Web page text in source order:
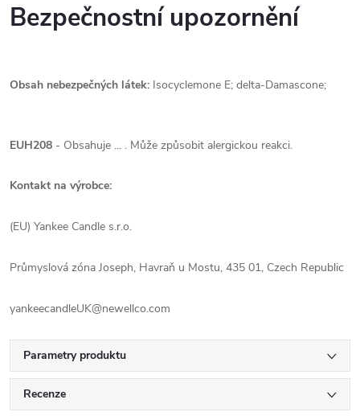
Bezpečnostní upozornění
Obsah nebezpečných látek: Isocyclemone E; delta-Damascone;
EUH208 - Obsahuje ... . Může způsobit alergickou reakci.
Kontakt na výrobce:
(EU) Yankee Candle s.r.o.
Průmyslová zóna Joseph, Havraň u Mostu, 435 01, Czech Republic
yankeecandleUK@newellco.com
Parametry produktu
Recenze